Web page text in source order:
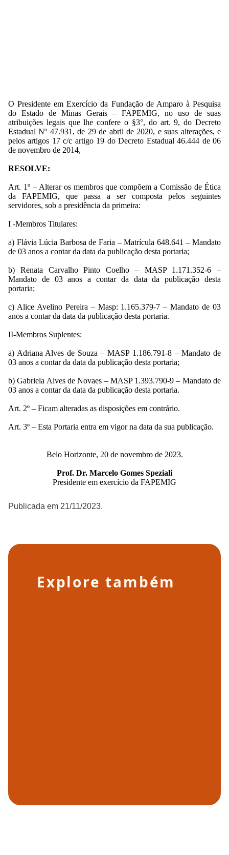
O Presidente em Exercício da Fundação de Amparo à Pesquisa
do Estado de Minas Gerais – FAPEMIG, no uso de suas
atribuições legais que lhe confere o §3°, do art. 9, do Decreto
Estadual Nº 47.931, de 29 de abril de 2020, esuas alterações, e
pelos artigos 17 c/c artigo 19 do Decreto Estadual 46.444 de 06
de novembro de 2014,
RESOLVE:
Art. 1º – Alterar os membros que compõem a Comissão de Ética
da FAPEMIG, que passa a ser composta pelos seguintes
servidores, sob a presidência da primeira:
I -Membros Titulares:
a) Flávia Lúcia Barbosa de Faria – Matrícula 648.641 – Mandato
de 03 anos a contar da data da publicação desta portaria;
b) Renata Carvalho Pinto Coelho – MASP 1.171.352-6 –
Mandato de 03 anos a contar da data da publicação desta
portaria;
c) Alice Avelino Pereira – Masp: 1.165.379-7 – Mandato de 03
anos a contar da data da publicação desta portaria.
II-Membros Suplentes:
a) Adriana Alves de Souza – MASP 1.186.791-8 – Mandato de
03 anos a contar da data da publicação desta portaria;
b) Gabriela Alves de Novaes – MASP 1.393.790-9 – Mandato de
03 anos a contar da data da publicação desta portaria.
Art. 2º – Ficam alteradas as disposições em contrário.
Art. 3º – Esta Portaria entra em vigor na data da sua publicação.
Belo Horizonte, 20 de novembro de 2023.
Prof. Dr. Marcelo Gomes Speziali
Presidente em exercício da FAPEMIG
Publicada em 21/11/2023.
Explore também